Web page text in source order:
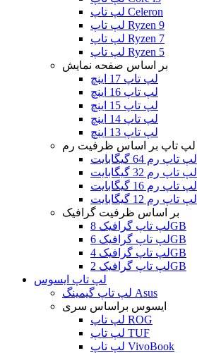
لپ تاپ Celeron
لپ تاپ Ryzen 9
لپ تاپ Ryzen 7
لپ تاپ Ryzen 5
بر اساس صفحه نمایش
لپ تاپ 17 اینچ
لپ تاپ 16 اینچ
لپ تاپ 15 اینچ
لپ تاپ 14 اینچ
لپ تاپ 13 اینچ
لپ تاپ بر اساس ظرفیت رم
لپ تاپ رم 64 گیگابایت
لپ تاپ رم 32 گیگابایت
لپ تاپ رم 16 گیگابایت
لپ تاپ رم 12 گیگابایت
بر اساس ظرفیت گرافیک
لپ تاپ گرافیک 8GB
لپ تاپ گرافیک 6GB
لپ تاپ گرافیک 4GB
لپ تاپ گرافیک 2GB
لپ تاپ ایسوس
لپ تاپ گیمینگ Asus
ایسوس براساس سری
لپ تاپ ROG
لپ تاپ TUF
لپ تاپ VivoBook